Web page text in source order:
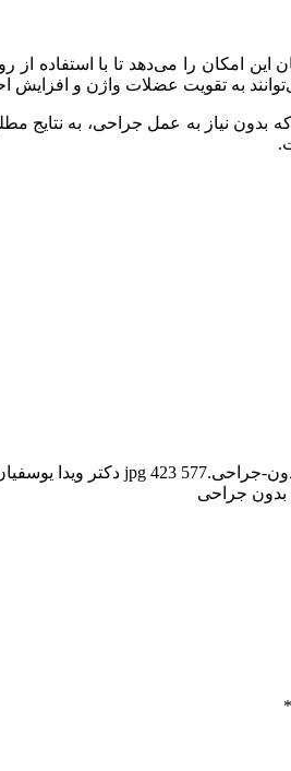
امکان را می‌دهد تا با استفاده
به تقویت عضلات واژن و
بدون نیاز به عمل جراحی، به
423 577 دکتر ویدا
جراحی
*